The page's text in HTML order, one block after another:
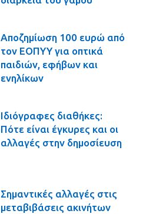
Αποζημίωση 100 ευρώ από
τον ΕΟΠΥΥ για οπτικά
παιδιών, εφήβων και
ενηλίκων
Ιδιόγραφες διαθήκες:
Πότε είναι έγκυρες και οι
αλλαγές στην δημοσίευση
Σημαντικές αλλαγές στις
μεταβιβάσεις ακινήτων